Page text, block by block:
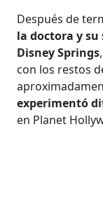
Después de
la doctora y su
Disney Springs
con los restos
experimentó
en Planet